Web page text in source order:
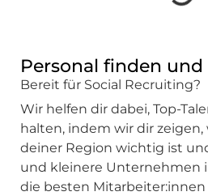
Personal finden
Bereit für Social Recruiting?
Wir helfen dir dabei, Top-
halten, indem wir dir zeigen,
deiner Region wichtig ist
und kleinere Unternehmen
die besten